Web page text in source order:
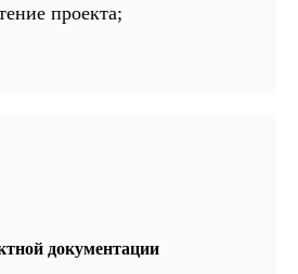
проекта;
документации